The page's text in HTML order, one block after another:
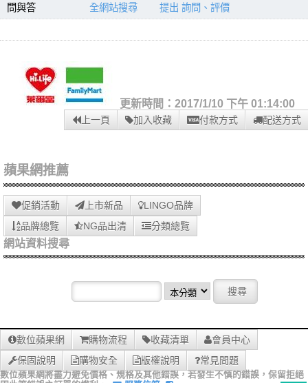
問與答 全網站搜尋 提出 詢問、評價
更新時間：2017/1/10 下午 01:14:00
上一頁 加入收藏 付款方式 配送方式
蘋果網推薦
促銷活動 上市新品
LINGO品牌
品牌總覽
NG品出清 分類總覽
網站資料搜尋
數位蘋果網 購物流程 收藏清單
會員中心
保固說明
購物安全 版權說明 常見問題
數位蘋果網將盡力避免價格、規格及其他錯誤，若發生不慎的錯誤，保留拒絕